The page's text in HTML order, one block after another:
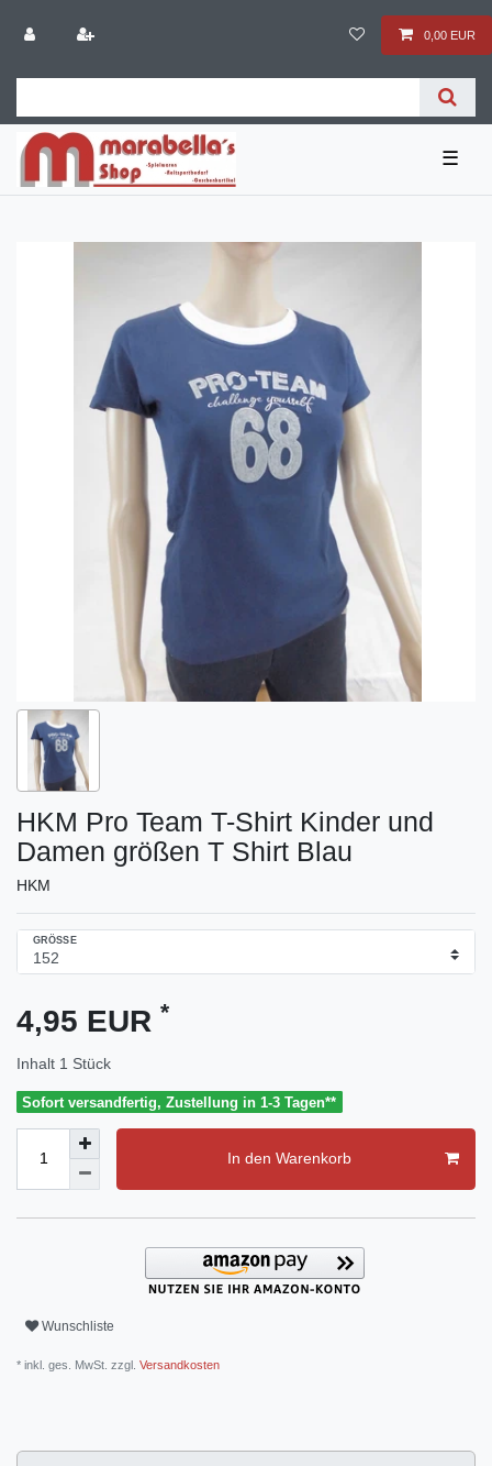
0,00 EUR
☰
HKM Pro Team T-Shirt Kinder und
Damen größen T Shirt Blau
HKM
GRÖSSE
4,95 EUR *
Inhalt 1 Stück
Sofort versandfertig, Zustellung in 1-3 Tagen**
In den Warenkorb
Wunschliste
* inkl. ges. MwSt. zzgl. Versandkosten